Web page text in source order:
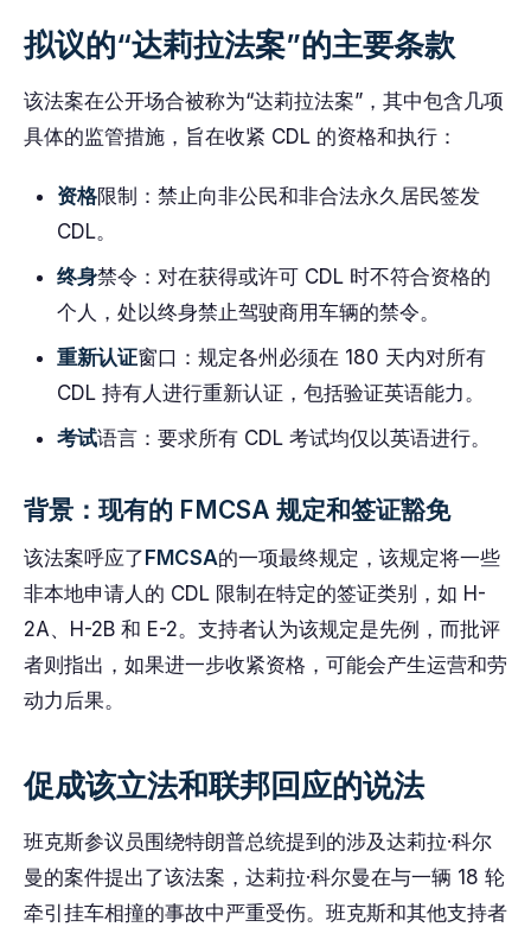
拟议的“达莉拉法案”的主要条款
该法案在公开场合被称为“达莉拉法案”，其中包含几项
具体的监管措施，旨在收紧 CDL 的资格和执行：
资格限制：禁止向非公民和非合法永久居民签发
CDL。
终身禁令：对在获得或许可 CDL 时不符合资格的
个人，处以终身禁止驾驶商用车辆的禁令。
重新认证窗口：规定各州必须在 180 天内对所有
CDL 持有人进行重新认证，包括验证英语能力。
考试语言：要求所有 CDL 考试均仅以英语进行。
背景：现有的 FMCSA 规定和签证豁免
该法案呼应了 FMCSA的一项最终规定，该规定将一些
非本地申请人的 CDL 限制在特定的签证类别，如 H-
2A、H-2B 和 E-2。支持者认为该规定是先例，而批评
者则指出，如果进一步收紧资格，可能会产生运营和劳
动力后果。
促成该立法和联邦回应的说法
班克斯参议员围绕特朗普总统提到的涉及达莉拉·科尔
曼的案件提出了该法案，达莉拉·科尔曼在与一辆 18 轮
牵引挂车相撞的事故中严重受伤。班克斯和其他支持者